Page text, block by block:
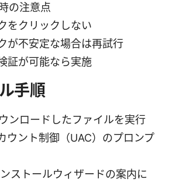
の注意点
をクリックしない
が不安定な場合は再試行
証が可能なら実施
手順
ンロードしたファイルを実行
ウント制御（UAC）のプロンプ
ストールウィザードの案内に